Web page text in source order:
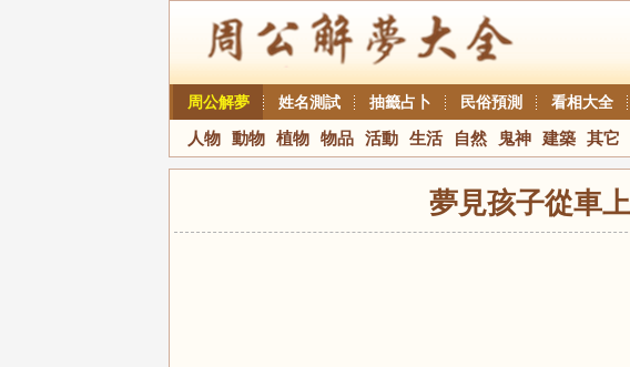
周公解夢
姓名測試 抽籤占卜 民俗預測 看相大全
人物 動物 植物 物品 活動 生活 自然 鬼神 建築 其它
夢見孩子從車